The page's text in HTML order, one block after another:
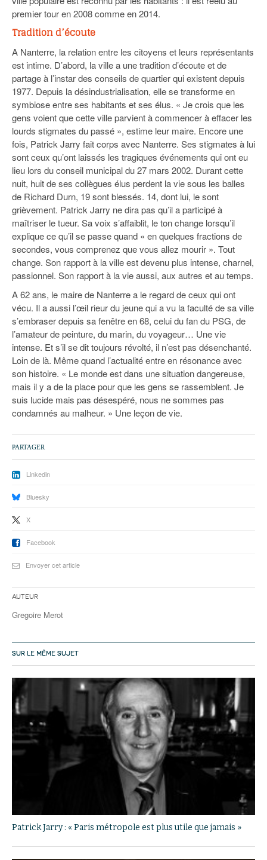
premier tour en 2008 comme en 2014.
Tradition d’écoute
A Nanterre, la relation entre les citoyens et leurs représentants
est intime. D’abord, la ville a une tradition d’écoute et de
partage à l’instar des conseils de quartier qui existent depuis
1977. Depuis la désindustrialisation, elle se transforme en
symbiose entre ses habitants et ses élus. « Je crois que les
gens voient que cette ville parvient à commencer à effacer les
lourds stigmates du passé », estime leur maire. Encore une
fois, Patrick Jarry fait corps avec Nanterre. Ses stigmates à lui
sont ceux qu’ont laissés les tragiques événements qui ont eu
lieu lors du conseil municipal du 27 mars 2002. Durant cette
nuit, huit de ses collègues élus perdent la vie sous les balles
de Richard Durn, 19 sont blessés. 14, dont lui, le sont
grièvement. Patrick Jarry ne dira pas qu’il a participé à
maîtriser le tueur. Sa voix s’affaiblit, le ton change lorsqu’il
explique ce qu’il se passe quand « en quelques fractions de
secondes, vous comprenez que vous allez mourir ». Tout
change. Son rapport à la ville est devenu plus intense, charnel,
passionnel. Son rapport à la vie aussi, aux autres et au temps.
A 62 ans, le maire de Nanterre a le regard de ceux qui ont
vécu. Il a aussi l’œil rieur du jeune qui a vu la faculté de sa ville
s’embraser depuis sa fenêtre en 68, celui du fan du PSG, de
l’amateur de peinture, du marin, du voyageur… Une vie
intense. Et s’il se dit toujours révolté, il n’est pas désenchanté.
Loin de là. Même quand l’actualité entre en résonance avec
son histoire. « Le monde est dans une situation dangereuse,
mais il y a de la place pour que les gens se rassemblent. Je
suis lucide mais pas désespéré, nous ne sommes pas
condamnés au malheur. » Une leçon de vie.
PARTAGER
Linkedin
Bluesky
X
Facebook
Envoyer cet article
Auteur
Gregoire Merot
SUR LE MÊME SUJET
Patrick Jarry : « Paris métropole est plus utile que jamais »